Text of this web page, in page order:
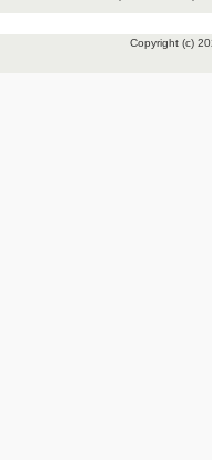
Copyright (c)